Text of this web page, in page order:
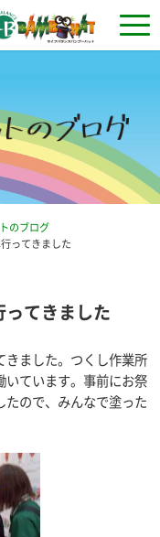
のブログ
ってきました
てきました
ました。つくし作業所
いています。事前にお祭
たので、みんなで塗った